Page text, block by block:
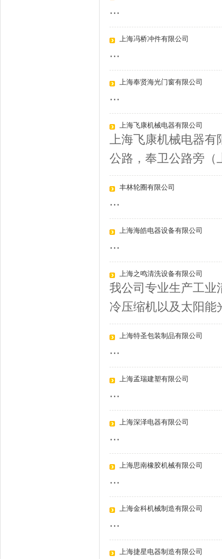
...
上海冯桥冲件有限公司
...
上海奉贤海光门窗有限公司
...
上海飞康机械电器有限公司
上海飞康机械电器
公路，奉卫公路旁（
丰林轮圈有限公司
...
上海海皓电器设备有限公司
...
上海之鸣清洗设备有限公司
我公司专业生产工业
冷压缩机以及太阳能
上海特圣包装制品有限公司
...
上海孟瑞建塑有限公司
...
上海深泽电器有限公司
...
上海思南橡胶机械有限公司
...
上海金科机械制造有限公司
...
上海捷星电器制造有限公司